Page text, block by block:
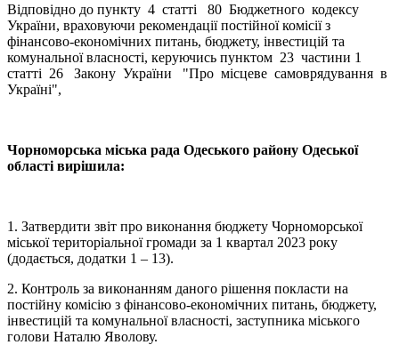
Відповідно до пункту 4 статті 80 Бюджетного кодексу
України, враховуючи рекомендації постійної комісії з
фінансово-економічних питань, бюджету, інвестицій та
комунальної власності, керуючись пунктом 23 частини 1
статті 26 Закону України "Про місцеве самоврядування в
Україні",
Чорноморська міська рада Одеського району Одеської
області вирішила:
1. Затвердити звіт про виконання бюджету Чорноморської
міської територіальної громади за 1 квартал 2023 року
(додається, додатки 1 – 13).
2. Контроль за виконанням даного рішення покласти на
постійну комісію з фінансово-економічних питань, бюджету,
інвестицій та комунальної власності, заступника міського
голови Наталю Яволову.